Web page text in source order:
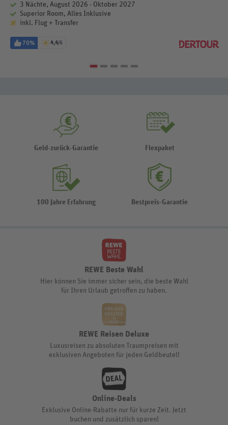
3 Nächte, August 2026 - Oktober 2027
Superior Room, Alles Inklusive
inkl. Flug + Transfer
70% 4,4/6
Geld-zurück-Garantie Flexpaket
100 Jahre Erfahrung Bestpreis-Garantie
REWE Beste Wahl
Hier können Sie immer sicher sein, die beste Wahl
für Ihren Urlaub getroffen zu haben.
REWE Reisen Deluxe
Luxusreisen zu absoluten Traumpreisen mit
exklusiven Angeboten für jeden Geldbeutel!
Online-Deals
Exklusive Online-Rabatte nur für kurze Zeit. Jetzt
buchen und zusätzlich sparen!